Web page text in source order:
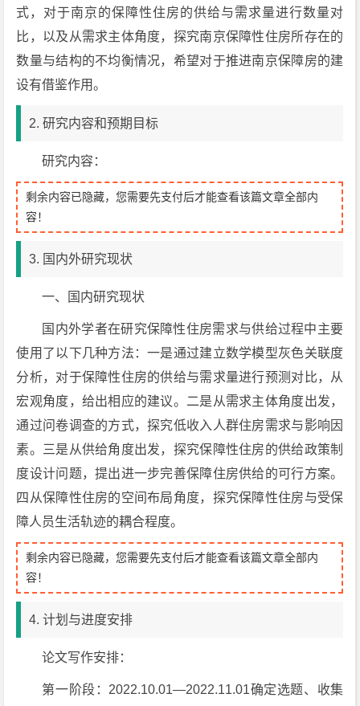
式，对于南京的保障性住房的供给与需求量进行数量对
比，以及从需求主体角度，探究南京保障性住房所存在的
数量与结构的不均衡情况，希望对于推进南京保障房的建
设有借鉴作用。
2. 研究内容和预期目标
研究内容：
剩余内容已隐藏，您需要先支付后才能查看该篇文章全部内
容！
3. 国内外研究现状
一、国内研究现状
国内外学者在研究保障性住房需求与供给过程中主要
使用了以下几种方法：一是通过建立数学模型灰色关联度
分析，对于保障性住房的供给与需求量进行预测对比，从
宏观角度，给出相应的建议。二是从需求主体角度出发，
通过问卷调查的方式，探究低收入人群住房需求与影响因
素。三是从供给角度出发，探究保障性住房的供给政策制
度设计问题，提出进一步完善保障住房供给的可行方案。
四从保障性住房的空间布局角度，探究保障性住房与受保
障人员生活轨迹的耦合程度。
剩余内容已隐藏，您需要先支付后才能查看该篇文章全部内
容！
4. 计划与进度安排
论文写作安排：
第一阶段：2022.10.01—2022.11.01确定选题、收集